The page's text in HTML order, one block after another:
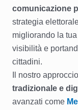
comunicazione
strategia
migliorando la
visibilità e
cittadini.
Il nostro
tradizionale e
avanzati come